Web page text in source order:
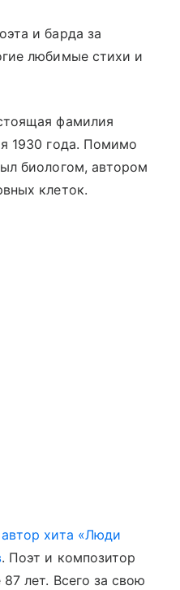
и барда за
любимые стихи и
фамилия
1930 года. Помимо
биологом, автором
клеток.
хита «Люди
. Поэт и композитор
лет. Всего за свою